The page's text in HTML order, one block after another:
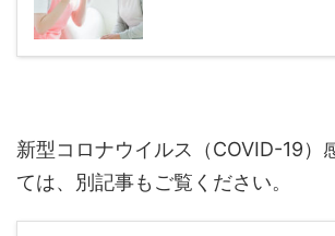
新型コロナウイルス（COVID-19）
ては、別記事もご覧ください。